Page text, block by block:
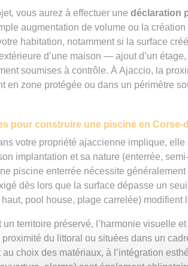
vous aurez à effectuer une déclaration
augmentation de volume ou la
habitation, notamment si la surface
d’une maison — ajout d’un
soumises à contrôle. À Ajaccio, la
en zone protégée ou dans un périmètre
pour construire une piscine en Corse-
votre propriété ajaccienne implique,
implantation et sa nature (enterrée,
piscine enterrée nécessite généralement
dès lors que la surface dépasse un
pool house, plage carrelée) modifient
un territoire préservé, l’harmonie visuelle
du littoral ou situées dans un
choix des matériaux, à l’intégration